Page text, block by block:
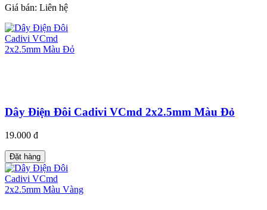
Giá bán: Liên hệ
Dây Điện Đôi Cadivi VCmd 2x2.5mm Màu Đỏ
19.000 đ
Đặt hàng